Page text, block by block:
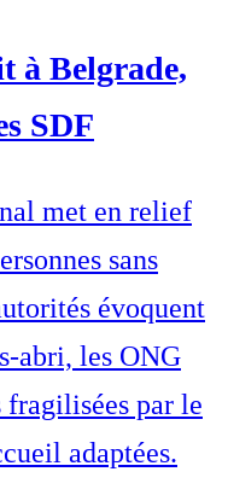
à Belgrade,
SDF
met en relief
sans
évoquent
abri, les ONG
par le
adaptées.